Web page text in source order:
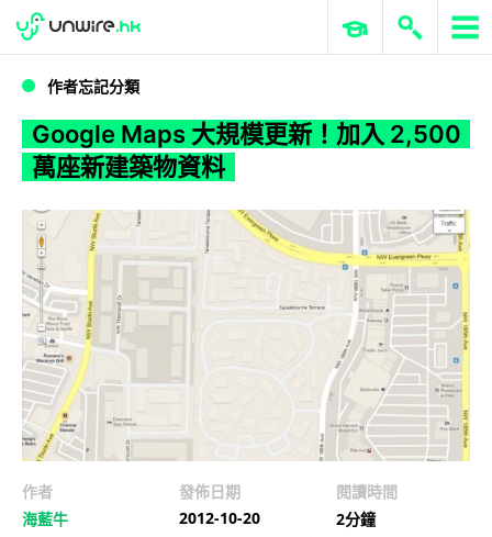
WWDC 2026 ERP 與商業 AI
作者忘記分類
Google Maps 大規模更新！加入 2,500
萬座新建築物資料
作者
海藍牛
發佈日期
2012-10-20
閱讀時間
2分鐘